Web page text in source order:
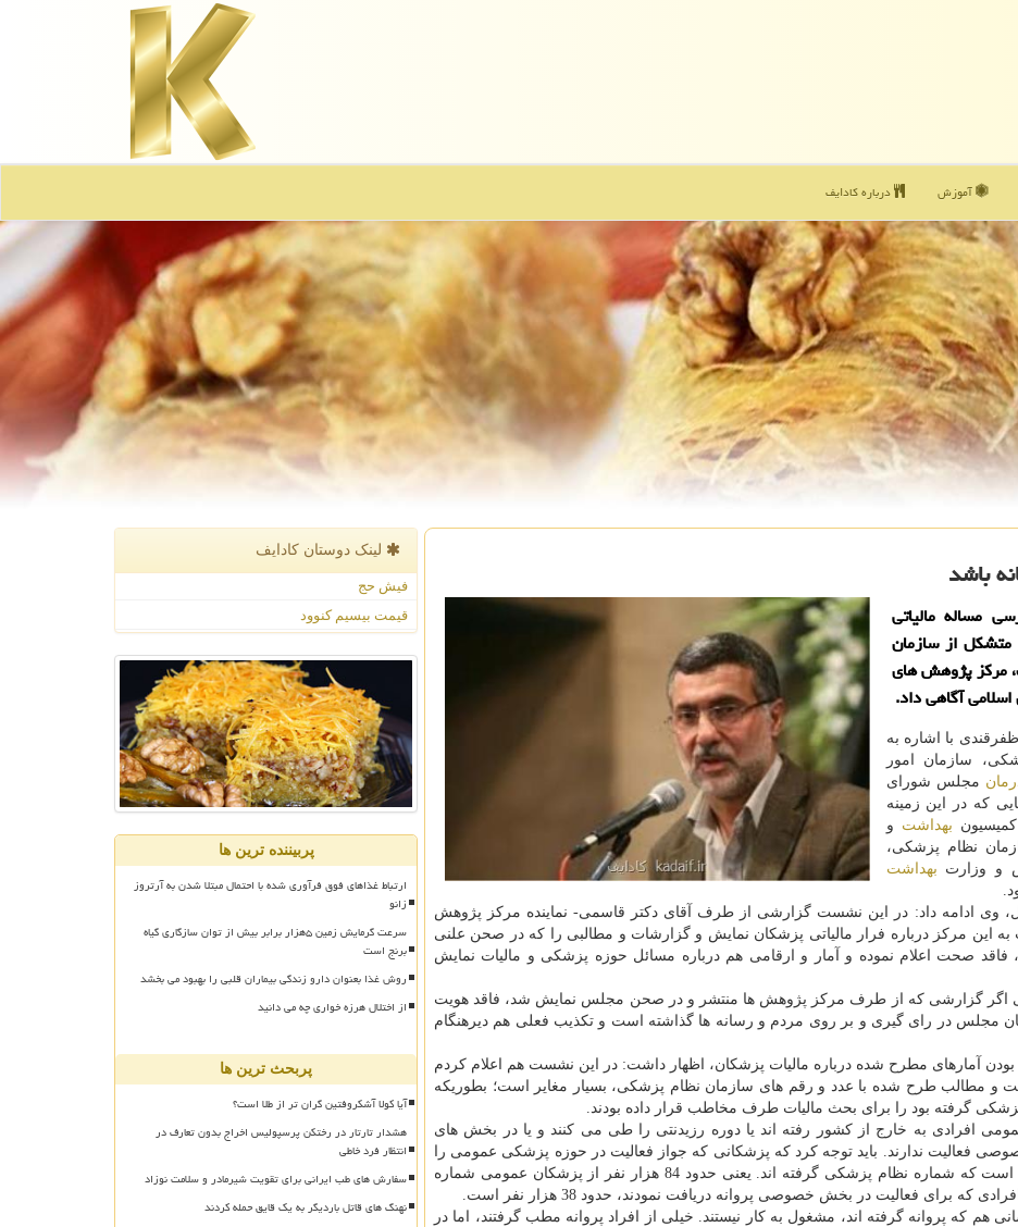
آموزش درباره كادایف
باشد
مساله مالیاتی
از سازمان
مركز پژوهش های
آگاهی داد.
با اشاره به
سازمان امور
مجلس شورای
كه در این زمینه
بهداشت و
نظام پزشكی،
و وزارت بهداشت
وی ادامه داد: در این نشست گزارشی از طرف آقای دكتر قاسمی- نماینده مركز پژوهش
این مركز درباره فرار مالیاتی پزشكان نمایش و گزارشات و مطالبی را كه در صحن علنی
صحت اعلام نموده و آمار و ارقامی هم درباره مسائل حوزه پزشكی و مالیات نمایش
اگر گزارشی كه از طرف مركز پژوهش ها منتشر و در صحن مجلس نمایش شد، فاقد هویت
مجلس در رای گیری و بر روی مردم و رسانه ها گذاشته است و تكذیب فعلی هم دیرهنگام
آمارهای مطرح شده درباره مالیات پزشكان، اظهار داشت: در این نشست هم اعلام كردم
و مطالب طرح شده با عدد و رقم های سازمان نظام پزشكی، بسیار مغایر است؛ بطوریكه
گرفته بود را برای بحث مالیات طرف مخاطب قرار داده بودند.
افرادی به خارج از كشور رفته اند یا دوره رزیدنتی را طی می كنند و یا در بخش های
فعالیت ندارند. باید توجه كرد كه پزشكانی كه جواز فعالیت در حوزه پزشكی عمومی را
دریافت كرده اند، 46 درصد میزان پزشكان عمومی است كه شماره نظام پزشكی گرفته اند. یعنی حدود 84 هزار نفر از پزشكان عمومی شماره
برای فعالیت در بخش خصوصی پروانه دریافت نمودند، حدود 38 هزار نفر است.
هم كه پروانه گرفته اند، مشغول به كار نیستند. خیلی از افراد پروانه مطب گرفتند، اما در
لینک دوستان كادایف
فیش حج
قیمت بیسیم کنوود
پربیننده ترین ها
ارتباط غذاهای فوق فرآوری شده با احتمال مبتلا شدن به آرتروز
زانو
سرعت گرمایش زمین ۵هزار برابر بیش از توان سازگاری گیاه
برنج است
روش غذا بعنوان دارو زندگی بیماران قلبی را بهبود می بخشد
از اختلال هرزه خواری چه می دانید
پربحث ترین ها
آیا کولا آشکروفتین گران تر از طلا است؟
هشدار تارتار در رختکن پرسپولیس اخراج بدون تعارف در
انتظار فرد خاطی
سفارش های طب ایرانی برای تقویت شیرمادر و سلامت نوزاد
نهنگ های قاتل باردیگر به یک قایق حمله کردند